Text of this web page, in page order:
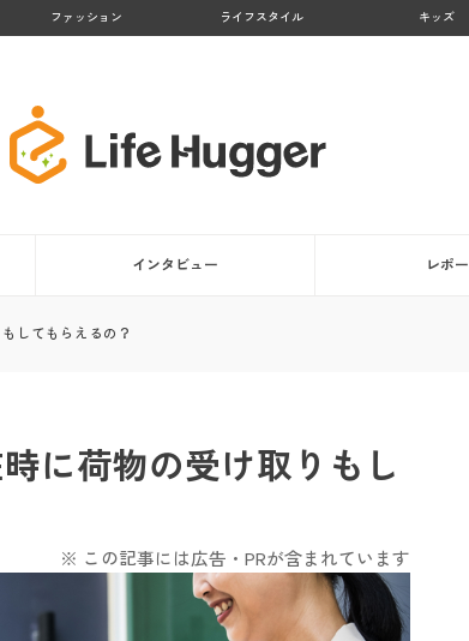
ファッション ライフスタイル キッズ
インタビュー レポ
してもらえるの？
に荷物の受け取りもし
※ この記事には広告・PRが含まれています